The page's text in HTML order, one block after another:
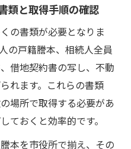
割協議が必要な理由と
い場面と防止策の具
数人で進める際のポ
類と取得手順の確認
の書類が必要となりま
の戸籍謄本、相続人全員
借地契約書の写し、不動
れます。これらの書類
場所で取得する必要があ
ておくと効率的です。
本を市役所で揃え、その